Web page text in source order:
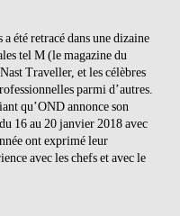
été retracé dans une dizaine
tel M (le magazine du
Traveller, et les célèbres
parmi d’autres.
qu’OND annonce son
16 au 20 janvier 2018 avec
ont exprimé leur
avec les chefs et avec le